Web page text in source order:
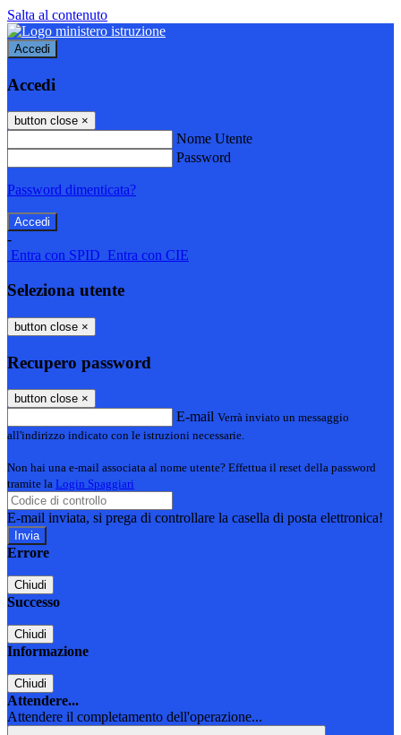
Salta al contenuto
Accedi
Accedi
button close ×
Nome Utente
Password
Password dimenticata?
-
Entra con SPID Entra con CIE
Seleziona utente
button close ×
Recupero password
button close ×
E-mail Verrà inviato un messaggio
all'indirizzo indicato con le istruzioni necessarie.
Non hai una e-mail associata al nome utente? Effettua il reset della password
tramite la Login Spaggiari
E-mail inviata, si prega di controllare la casella di posta elettronica!
Errore
Chiudi
Successo
Chiudi
Informazione
Chiudi
Attendere...
Attendere il completamento dell'operazione...